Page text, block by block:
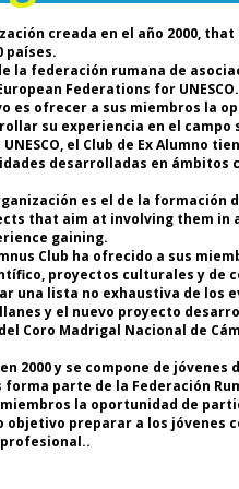
creada en el año 2000,
países.
la federación rumana de
Federations for
es ofrecer a sus miembros la
su experiencia en el campo
el Club de Ex Alumno
desarrolladas en ámbitos
es el de la formación
that aim at involving them
gaining.
Club ha ofrecido a sus
proyectos culturales y de
una lista no exhaustiva de los
y el nuevo proyecto
Coro Madrigal Nacional de
2000 y se compone de jóvenes
parte de la Federación
la oportunidad de
objetivo preparar a los